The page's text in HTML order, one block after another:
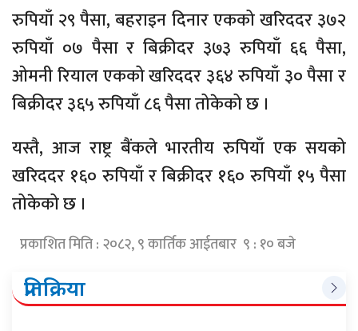
रुपियाँ २९ पैसा, बहराइन दिनार एकको खरिददर ३७२
रुपियाँ ०७ पैसा र बिक्रीदर ३७३ रुपियाँ ६६ पैसा,
ओमनी रियाल एकको खरिददर ३६४ रुपियाँ ३० पैसा र
बिक्रीदर ३६५ रुपियाँ ८६ पैसा तोकेको छ ।
यस्तै, आज राष्ट्र बैंकले भारतीय रुपियाँ एक सयको
खरिददर १६० रुपियाँ र बिक्रीदर १६० रुपियाँ १५ पैसा
तोकेको छ ।
प्रकाशित मिति : २०८२, ९ कार्तिक आईतबार ९ : १० बजे
प्रतिक्रिया